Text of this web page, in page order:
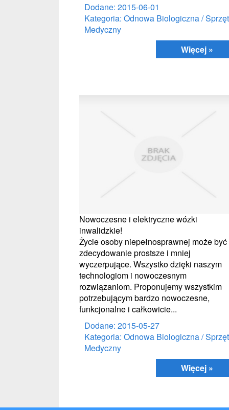
Dodane: 2015-06-01
Kategoria: Odnowa Biologiczna / Sprzęt
Medyczny
Więcej »
Nowoczesne i elektryczne wózki
inwalidzkie!
Życie osoby niepełnosprawnej może być
zdecydowanie prostsze i mniej
wyczerpujące. Wszystko dzięki naszym
technologiom i nowoczesnym
rozwiązaniom. Proponujemy wszystkim
potrzebującym bardzo nowoczesne,
funkcjonalne i całkowicie...
Dodane: 2015-05-27
Kategoria: Odnowa Biologiczna / Sprzęt
Medyczny
Więcej »